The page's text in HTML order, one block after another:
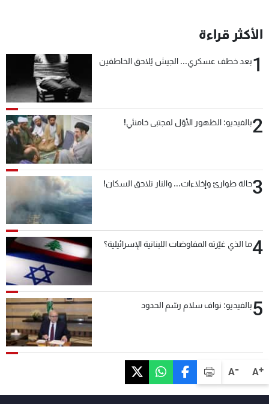
A+
A-
الأكثر قراءة
1بعد خطف عسكري... الجيش يُلاحق الخاطفين
2بالفيديو: الظهور الأوّل لمجتبى خامنئي!
3حالة طوارئ وإخلاءات... والنار تلاحق السكان!
4ما الذي غيّرته المفاوضات اللبنانية الإسرائيلية؟
5بالفيديو: نواف سلام رسّم الحدود